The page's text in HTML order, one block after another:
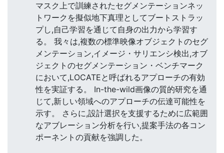
マスク上で訓練されたセグメンテーションネッ
トワークを擬似地下真理としてブートストラッ
プし,自己学習を通じて自身の出力から学習す
る。 我々は,複数の標準映像オブジェクトのセグ
メンテーション,イメージ・サリエンシ検出,オブ
ジェクトのセグメンテーション・ベンチマーク
において,LOCATEと呼ばれるアプローチの有効
性を実証する。 In-the-wild画像の質的研究を通
じて,新しい領域へのアプローチの伝達可能性を
示す。 さらに,設計選択を支援するために広範囲
なアブレーション分析を行い,提案手法の各コン
ポーネントの貢献を強調した。